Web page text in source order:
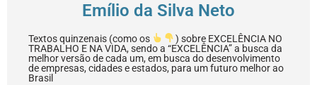
Emílio da Silva Neto
Textos quinzenais (como os
) sobre EXCELÊNCIA NO
TRABALHO E NA VIDA, sendo a “EXCELÊNCIA” a busca da
melhor versão de cada um, em busca do desenvolvimento
de empresas, cidades e estados, para um futuro melhor ao
Brasil